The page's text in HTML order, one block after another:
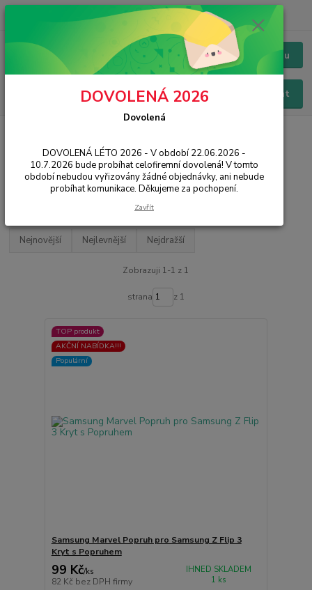
Menu
Hledat
Chat / Online podpora - 24/7
Ostatní
Filtr - výrobci a parametry
Nejnovější Nejlevnější Nejdražší
Zobrazuji 1-1 z 1
strana z 1
TOP produkt
AKČNÍ NABÍDKA!!!
Populární
Samsung Marvel Popruh pro Samsung Z Flip 3
Kryt s Popruhem
99 Kč/ks
82 Kč bez DPH firmy
IHNED SKLADEM
1 ks
DOVOLENÁ 2026
Dovolená
DOVOLENÁ LÉTO 2026 - V období 22.06.2026 -
10.7.2026 bude probíhat celofiremní dovolená! V tomto
období nebudou vyřizovány žádné objednávky, ani nebude
probíhat komunikace. Děkujeme za pochopení.
Zavřít